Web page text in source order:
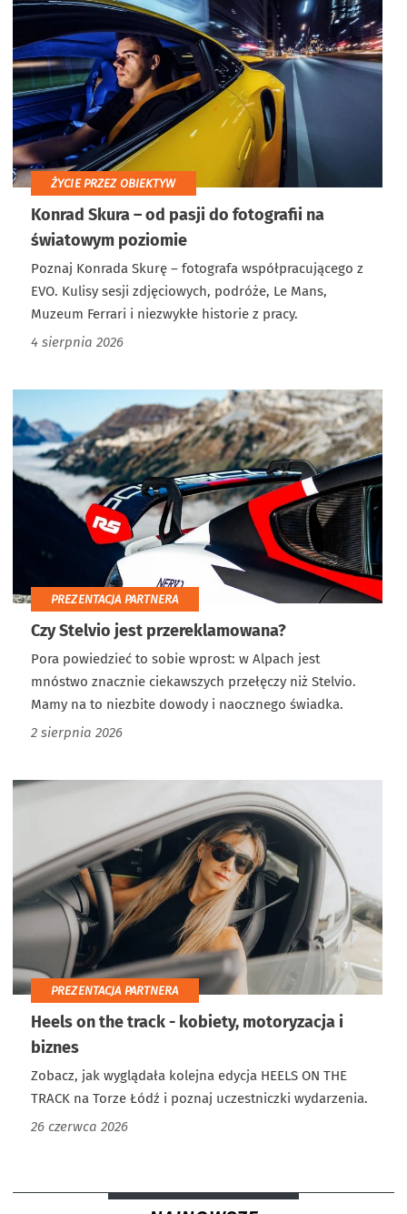
ŻYCIE PRZEZ OBIEKTYW
Konrad Skura – od pasji do fotografii na
światowym poziomie
Poznaj Konrada Skurę – fotografa współpracującego z
EVO. Kulisy sesji zdjęciowych, podróże, Le Mans,
Muzeum Ferrari i niezwykłe historie z pracy.
4 sierpnia 2026
PREZENTACJA PARTNERA
Czy Stelvio jest przereklamowana?
Pora powiedzieć to sobie wprost: w Alpach jest
mnóstwo znacznie ciekawszych przełęczy niż Stelvio.
Mamy na to niezbite dowody i naocznego świadka.
2 sierpnia 2026
PREZENTACJA PARTNERA
Heels on the track - kobiety, motoryzacja i
biznes
Zobacz, jak wyglądała kolejna edycja HEELS ON THE
TRACK na Torze Łódź i poznaj uczestniczki wydarzenia.
26 czerwca 2026